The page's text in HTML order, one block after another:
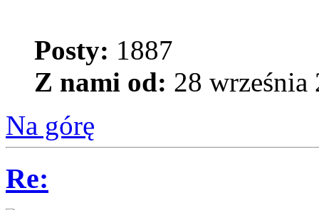
Posty: 1887
Z nami od: 28 września
Na górę
Re: